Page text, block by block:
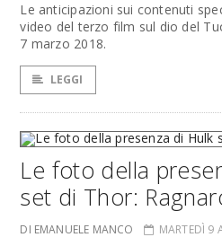
Le anticipazioni sui contenuti
video del terzo film sul dio del
7 marzo 2018.
LEGGI
Le foto della
set di Thor:
DI EMANUELE MANCO MARTEDÌ 9